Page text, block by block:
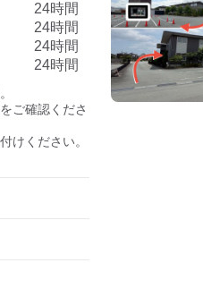
24時間
24時間
24時間
24時間
ご確認くださ
けください。